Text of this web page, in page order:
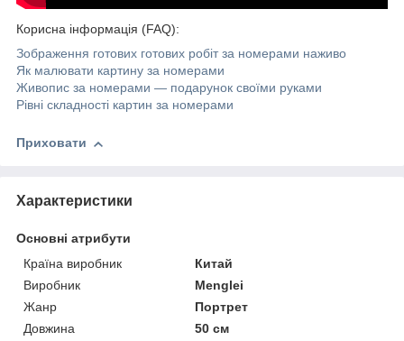
Корисна інформація (FAQ):
Зображення готових готових робіт за номерами наживо
Як малювати картину за номерами
Живопис за номерами — подарунок своїми руками
Рівні складності картин за номерами
Приховати
Характеристики
Основні атрибути
Країна виробник
Китай
Виробник
Menglei
Жанр
Портрет
Довжина
50 см